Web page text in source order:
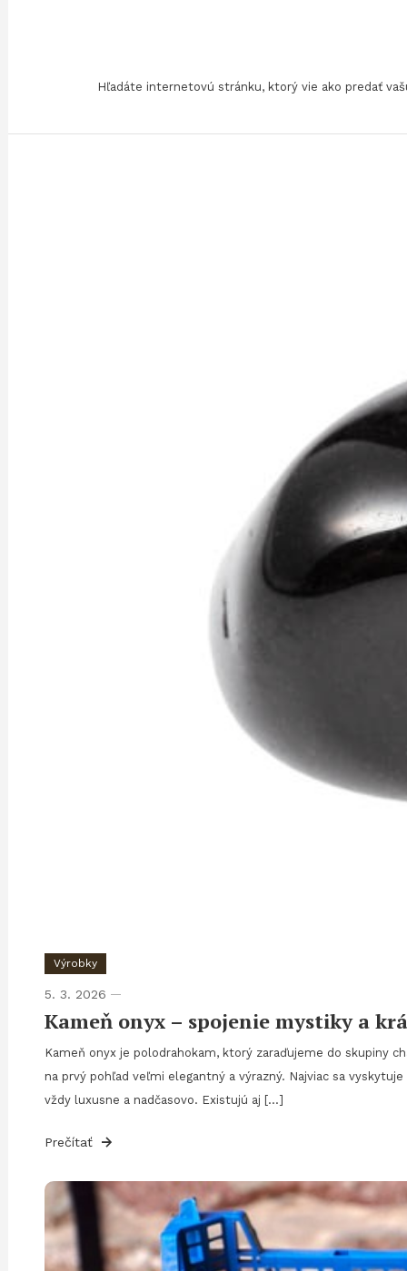
Hľadáte internetovú stránku, ktorý vie ako predať
Výrobky
5. 3. 2026
Kameň onyx – spojenie mystiky a
Kameň onyx je polodrahokam, ktorý zaraďujeme do skupiny
na prvý pohľad veľmi elegantný a výrazný. Najviac sa
vždy luxusne a nadčasovo. Existujú aj […]
Prečítať